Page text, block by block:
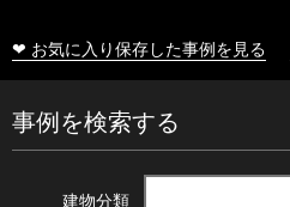
❤ お気に入り保存した事例を見る
事例を検索する
建物分類